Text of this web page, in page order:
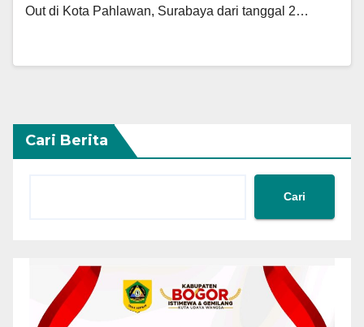
Out di Kota Pahlawan, Surabaya dari tanggal 2…
Cari Berita
Cari